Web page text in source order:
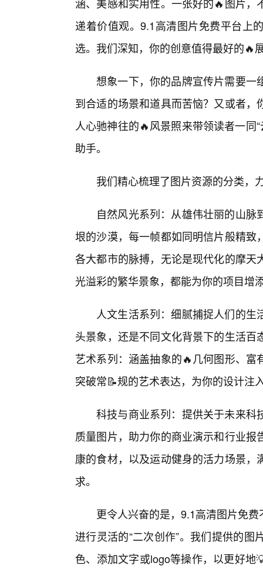
涵、美感和实用性。一张好的🔥图片
递着价值观。9.1高清图片免费平台上
选。我们深知，你的创意值得最好的🔥
想象一下，你的品牌宣传片需要一
到合适的场景和道具而苦恼？又或者
人心驰神往的🔥风景照来带领读者一同
助手。
我们精心梳理了图片资源的分类，
自然风光系列：从雄伟壮丽的山
垠的沙漠，每一帧都如同明信片般精
各大都市的脉搏，无论是现代化的摩
光溢彩的繁华景象，都能为你的项目增
人文生活系列：细腻捕捉人们的
头景象，还是不同文化背景下的生活
艺术系列：涵盖抽象的🔥几何图形、
突破常📝规的艺术表达，为你的设计注
科技与商业系列：提供关于未来科
质量图片，助力你的商业演示和行业
康的食材，以及运动健身的活力场景
求。
更令人兴奋的是，9.1高清图片免
进行灵活的“二次创作”。我们提供的
色、添加文字或logo等操作，以更好地